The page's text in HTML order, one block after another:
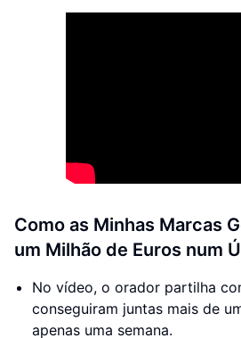
Como as Minhas Marcas
um Milhão de Euros num
No vídeo, o orador partilha
conseguiram juntas mais de
apenas uma semana.